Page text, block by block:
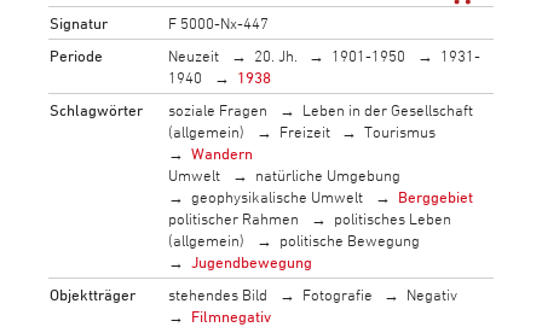
Signatur
F 5000-Nx-447
Periode
Neuzeit 20. Jh. 1901-1950
1931-
1940
1938
Schlagwörter
soziale Fragen
Leben in der Gesellschaft
(allgemein)
Freizeit
Tourismus
Wandern
Umwelt
natürliche Umgebung
geophysikalische Umwelt
Berggebiet
politischer Rahmen
politisches Leben
(allgemein)
politische Bewegung
Jugendbewegung
Objektträger
stehendes Bild Fotografie
Negativ
Filmnegativ